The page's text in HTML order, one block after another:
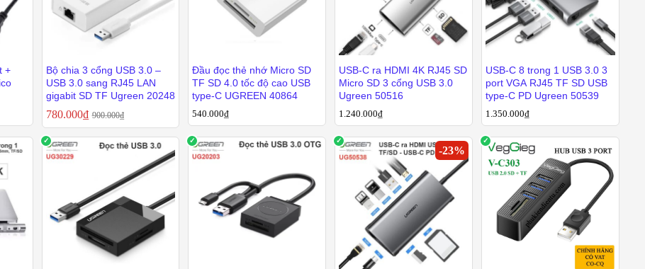
+
Bộ chia 3 cổng USB 3.0 –
USB 3.0 sang RJ45 LAN
gigabit SD TF Ugreen 20248
780.000₫ 900.000₫
780.000₫ 900.000
Đầu đọc thẻ nhớ Micro SD
TF SD 4.0 tốc độ cao USB
type-C UGREEN 40864
540.000₫
540.000
USB-C ra HDMI 4K RJ45 SD
Micro SD 3 cổng USB 3.0
Ugreen 50516
1.240.000₫
1.240.000₫
USB-C 8 trong 1 USB 3.0 3
port VGA RJ45 TF SD USB
type-C PD Ugreen 50539
1.350.000₫
1.350.000
-23%